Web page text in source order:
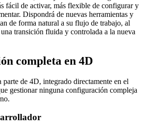
fácil de activar, más flexible de configurar y
Dispondrá de nuevas herramientas y
de forma natural a su flujo de trabajo, al
transición fluida y controlada a la nueva
completa en 4D
de 4D, integrado directamente en el
gestionar ninguna configuración compleja